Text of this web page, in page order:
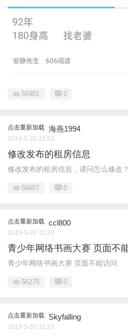
56901 0
点击重新加载 海燕1994
2019-5-20 22:53
修改发布的租房信息
修改发布的租房信息，请问怎么修改？
56607 0
点击重新加载 ccl800
2019-5-20 15:20
青少年网络书画大赛 页面不
青少年网络书画大赛 页面不能访问
56275 0
点击重新加载 Skyfalling
2019-5-20 11:33